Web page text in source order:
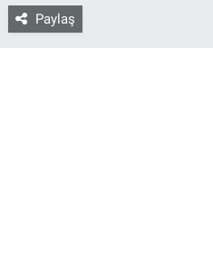
Paylaş
Gözden Kaçmasın